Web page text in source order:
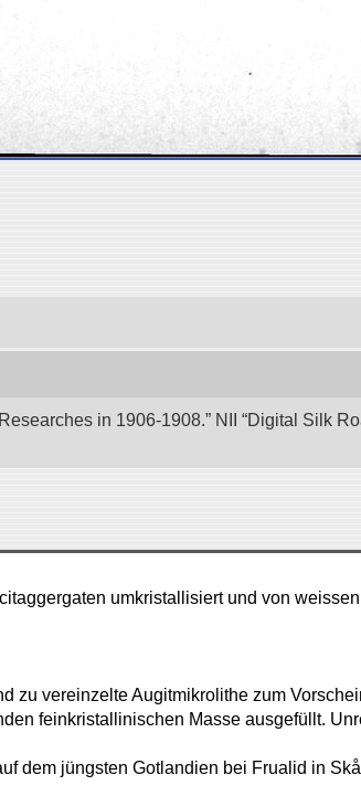
in 1906-1908.” NII “Digital Silk
umkristallisiert und von
zu vereinzelte Augitmikrolithe zum
feinkristallinischen Masse ausgefüllt.
dem jüngsten Gotlandien bei Frualid in